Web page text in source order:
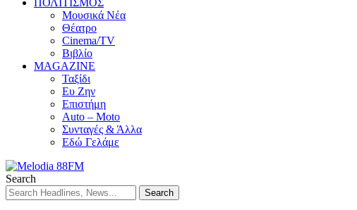
Μουσικά Νέα
Θέατρο
Cinema/TV
Βιβλίο
MAGAZINE
Ταξίδι
Ευ Ζην
Επιστήμη
Auto – Moto
Συνταγές & Άλλα
Εδώ Γελάμε
Search